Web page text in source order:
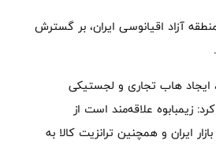
آزاد اقیانوسی ایران، بر گسترش
ایجاد هاب تجاری و لجستیکی
زیمبابوه علاقه‌مند است از
ایران و همچنین ترانزیت کالا به